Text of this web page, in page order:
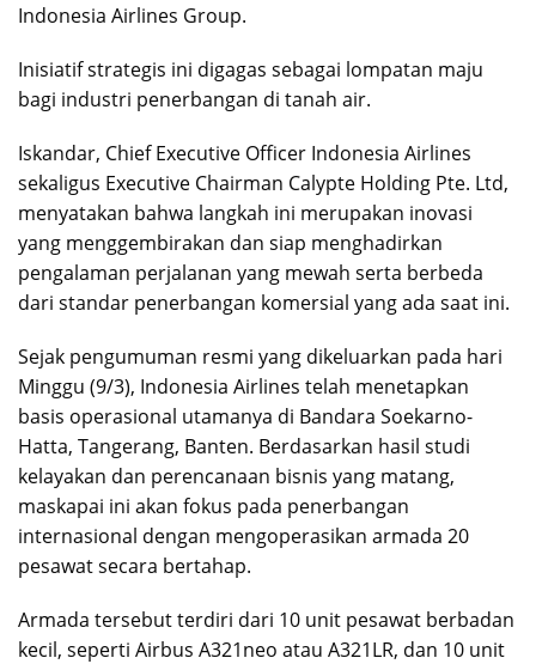
Indonesia Airlines Group.
Inisiatif strategis ini digagas sebagai lompatan maju
bagi industri penerbangan di tanah air.
Iskandar, Chief Executive Officer Indonesia Airlines
sekaligus Executive Chairman Calypte Holding Pte. Ltd,
menyatakan bahwa langkah ini merupakan inovasi
yang menggembirakan dan siap menghadirkan
pengalaman perjalanan yang mewah serta berbeda
dari standar penerbangan komersial yang ada saat ini.
Sejak pengumuman resmi yang dikeluarkan pada hari
Minggu (9/3), Indonesia Airlines telah menetapkan
basis operasional utamanya di Bandara Soekarno-
Hatta, Tangerang, Banten. Berdasarkan hasil studi
kelayakan dan perencanaan bisnis yang matang,
maskapai ini akan fokus pada penerbangan
internasional dengan mengoperasikan armada 20
pesawat secara bertahap.
Armada tersebut terdiri dari 10 unit pesawat berbadan
kecil, seperti Airbus A321neo atau A321LR, dan 10 unit